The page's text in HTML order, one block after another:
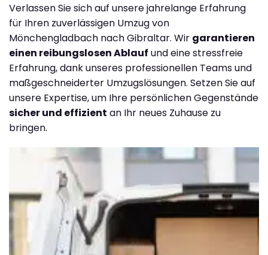
Verlassen Sie sich auf unsere jahrelange Erfahrung
für Ihren zuverlässigen Umzug von
Mönchengladbach nach Gibraltar. Wir garantieren
einen reibungslosen Ablauf und eine stressfreie
Erfahrung, dank unseres professionellen Teams und
maßgeschneiderter Umzugslösungen. Setzen Sie auf
unsere Expertise, um Ihre persönlichen Gegenstände
sicher und effizient an Ihr neues Zuhause zu
bringen.